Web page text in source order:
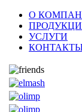
О
УСЛУГИ